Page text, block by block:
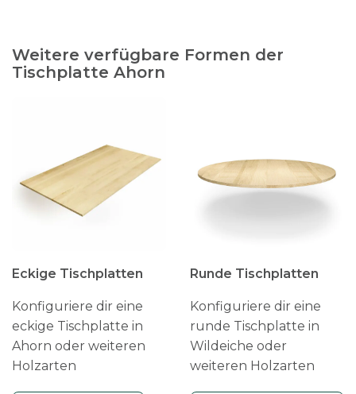
Weitere verfügbare Formen der
Tischplatte Ahorn
Eckige Tischplatten
Konfiguriere dir eine
eckige Tischplatte in
Ahorn oder weiteren
Holzarten
Runde Tischplatten
Konfiguriere dir eine
runde Tischplatte in
Wildeiche oder
weiteren Holzarten